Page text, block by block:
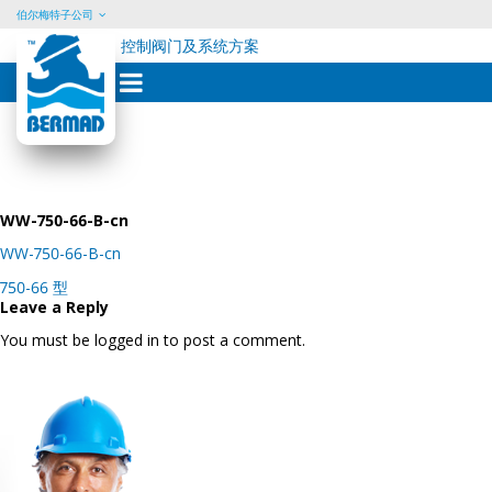
Skip
content
伯尔梅特子公司
控制阀门及系统方案
WW-750-66-B-cn
WW-750-66-B-cn
Post
navigation
750-66 型
Leave a Reply
You must be logged in to post a comment.